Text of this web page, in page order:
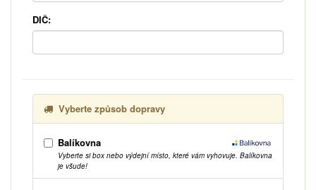
DIČ:
Vyberte způsob dopravy
Balíkovna
Vyberte si box nebo výdejní místo, které vám vyhovuje. Balíkovna
je všude!